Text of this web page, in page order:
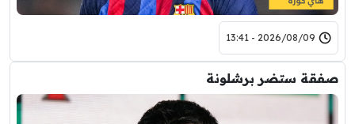
2026/08/09 - 13:41
صفقة ستضر برشلونة